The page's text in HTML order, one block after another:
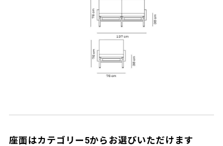
座面はカテゴリー5からお選びいただけます